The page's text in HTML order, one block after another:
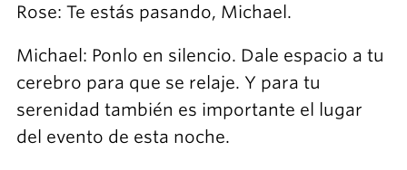
Rose: Te estás pasando, Michael.
Michael: Ponlo en silencio. Dale espacio a tu
cerebro para que se relaje. Y para tu
serenidad también es importante el lugar
del evento de esta noche.